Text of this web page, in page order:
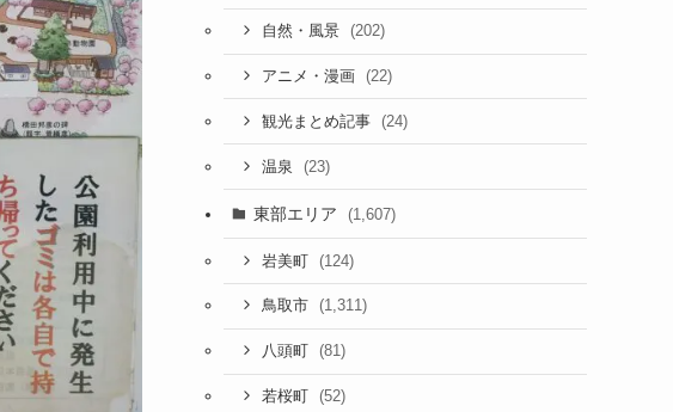
自然・風景 (202)
アニメ・漫画 (22)
観光まとめ記事 (24)
温泉 (23)
東部エリア (1,607)
岩美町 (124)
鳥取市 (1,311)
八頭町 (81)
若桜町 (52)